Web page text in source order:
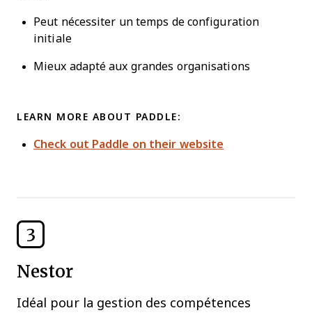
Peut nécessiter un temps de configuration
initiale
Mieux adapté aux grandes organisations
LEARN MORE ABOUT PADDLE:
Check out Paddle on their website
3
Nestor
Idéal pour la gestion des compétences